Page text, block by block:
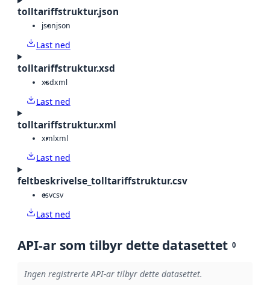
tolltariffstruktur.json
jsonjson
Last ned
tolltariffstruktur.xsd
xsdxml
Last ned
tolltariffstruktur.xml
xmlxml
Last ned
feltbeskrivelse_tolltariffstruktur.csv
csvcsv
Last ned
API-ar som tilbyr dette datasettet 0
Ingen registrerte API-ar tilbyr dette datasettet.